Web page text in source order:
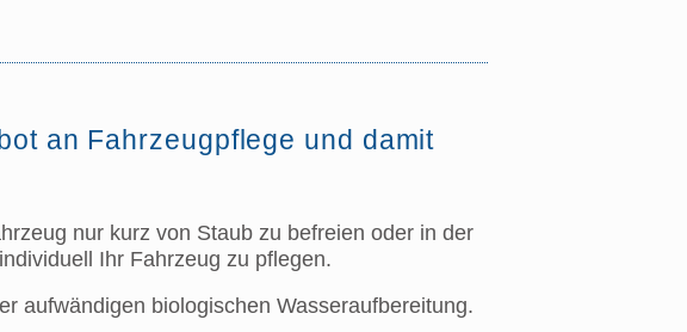
an Fahrzeugpflege und damit
nur kurz von Staub zu befreien oder in der
Ihr Fahrzeug zu pflegen.
aufwändigen biologischen Wasseraufbereitung.